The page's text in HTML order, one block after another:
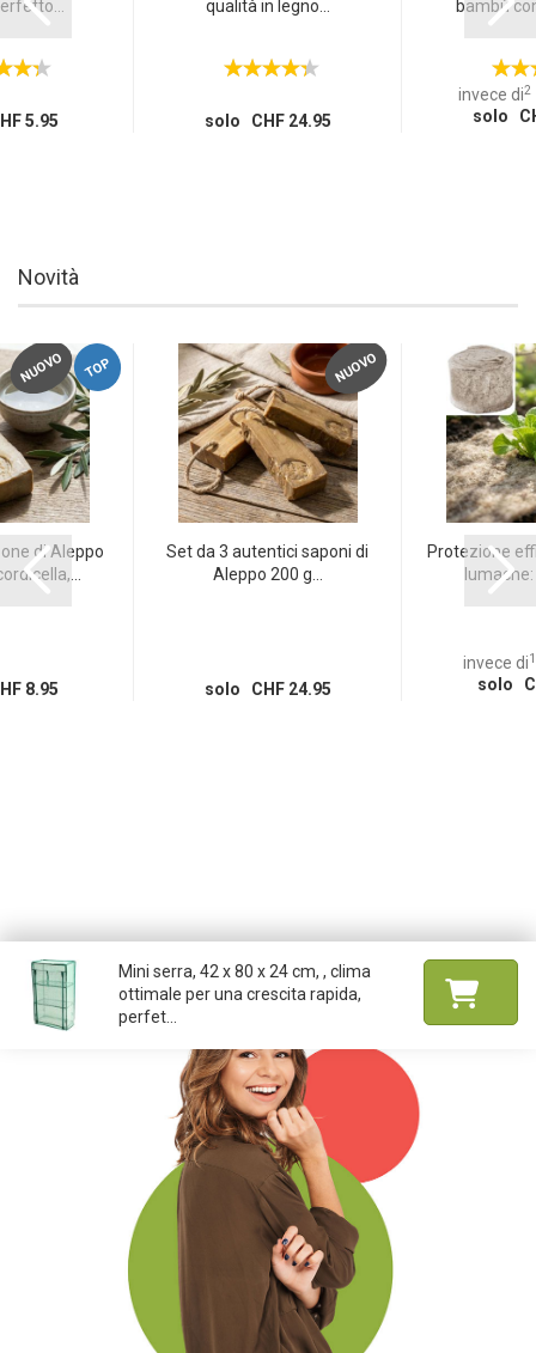
5.95
qualità in legno...
solo CHF 24.95
bambù
invece di2
solo
Novità
NUOVO TOP
di Aleppo
8.95
NUOVO
Set da 3 autentici saponi di
Aleppo 200 g...
solo CHF 24.95
Protezione
invece di1
solo
Mini serra, 42 x 80 x 24 cm, , clima
ottimale per una crescita rapida,
perfet...